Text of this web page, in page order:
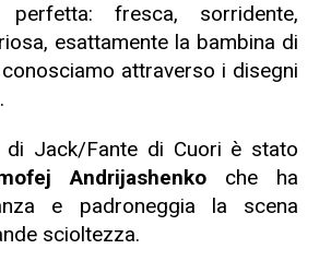
perfetta: fresca, sorridente,
esattamente la bambina di
attraverso i disegni
Jack/Fante di Cuori è stato
Andrijashenko che ha
e padroneggia la scena
scioltezza.